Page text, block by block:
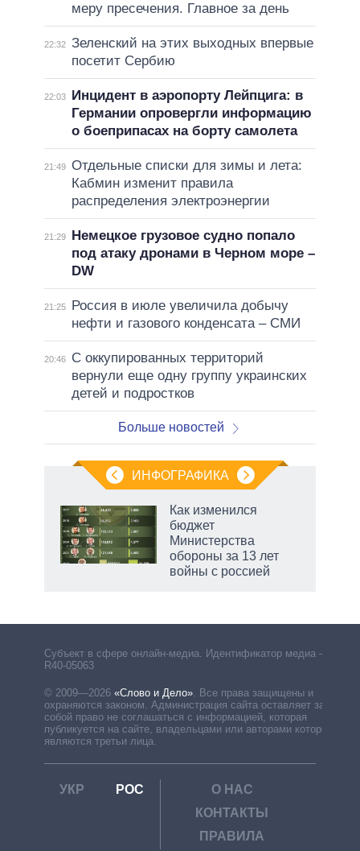
меру пресечения. Главное за день
22:32 Зеленский на этих выходных впервые
посетит Сербию
22:03
Инцидент в аэропорту Лейпцига: в
Германии опровергли информацию
о боеприпасах на борту самолета
21:49 Отдельные списки для зимы и лета:
Кабмин изменит правила
распределения электроэнергии
21:29
Немецкое грузовое судно попало
под атаку дронами в Черном море –
DW
21:25
Россия в июле увеличила добычу
нефти и газового конденсата – СМИ
20:46
С оккупированных территорий
вернули еще одну группу украинских
детей и подростков
Больше новостей
ИНФОГРАФИКА
Как изменился
бюджет
Министерства
обороны за 13 лет
войны с россией
Субъект в сфере онлайн-медиа. Идентификатор медиа –
R40-05063
© 2009—2026 «Слово и Дело». Все права защищены и
охраняются законом. Администрация сайта оставляет за
собой право не соглашаться с информацией, которая
публикуется на сайте, владельцами или авторами которой
являются третьи лица.
УКР РОС
О НАС
КОНТАКТЫ
ПРАВИЛА